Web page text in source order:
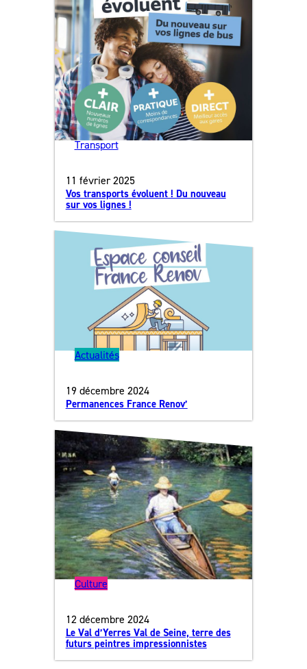
Transport
11 février 2025
Vos transports évoluent ! Du nouveau
sur vos lignes !
Actualités
19 décembre 2024
Permanences France Renov’
Culture
12 décembre 2024
Le Val d’Yerres Val de Seine, terre des
futurs peintres impressionnistes